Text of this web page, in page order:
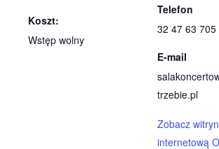
Koszt:
Wstęp wolny
Telefon
32 47 63 705
E-mail
trzebie.pl
Zobacz
internetową